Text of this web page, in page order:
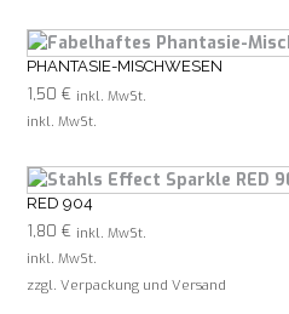
PHANTASIE-MISCHWESEN
1,50 € inkl. MwSt.
inkl. MwSt.
RED 904
1,80 € inkl. MwSt.
inkl. MwSt.
zzgl. Verpackung und Versand